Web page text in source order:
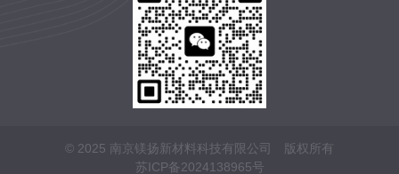
© 2025 南京镁扬新材料科技有限公司 版权所有
苏ICP备2024138965号